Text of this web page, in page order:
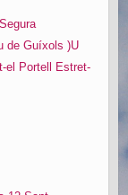
de Guíxols )U
el Portell Estret-